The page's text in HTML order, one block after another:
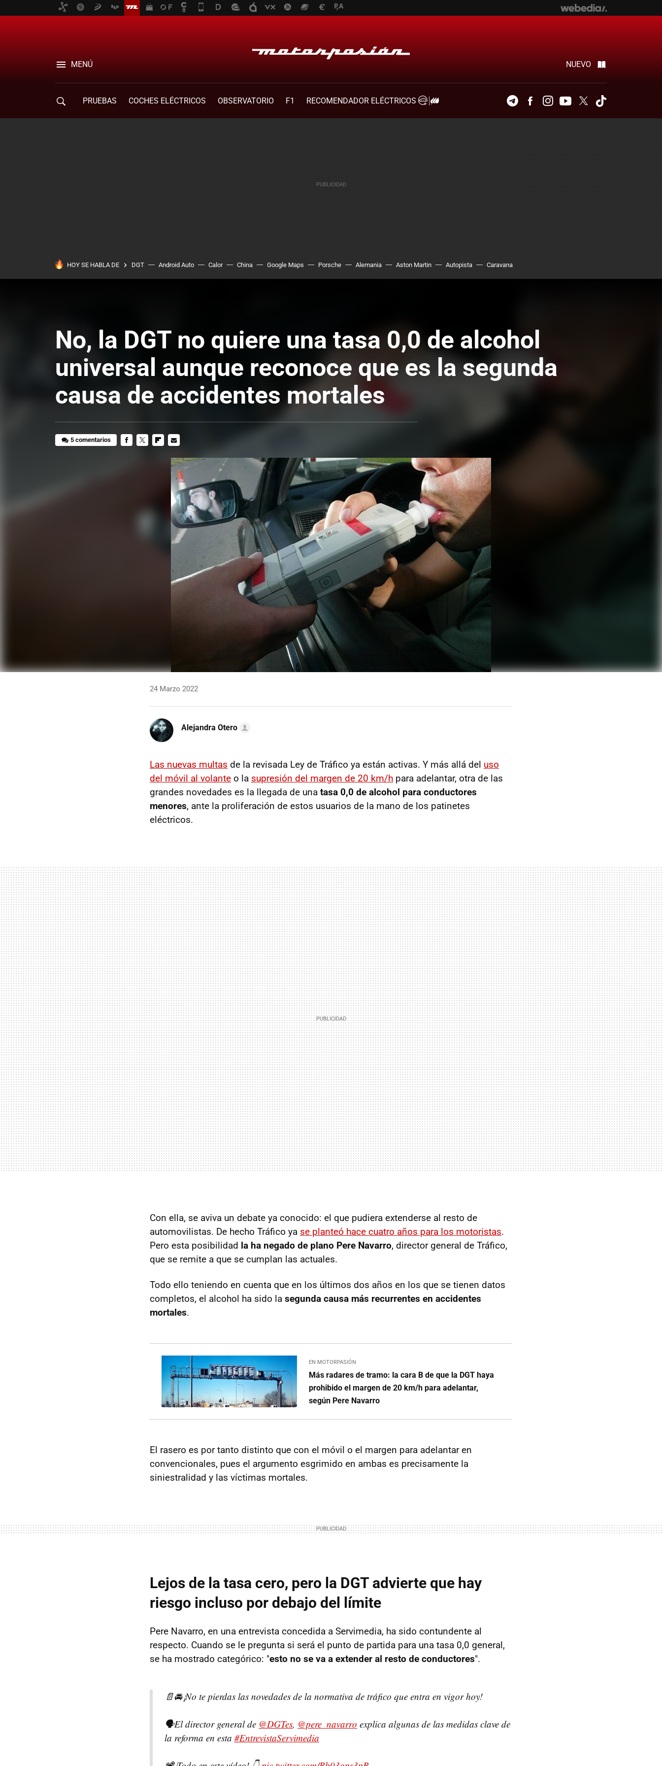
MENÚ NUEVO
PRUEBAS COCHES ELÉCTRICOS OBSERVATORIO F1
RECOMENDADOR ELÉCTRICOS
TelegramFacebookInstagramYoutubeTwitter
HOY SE HABLA DE DGT Android Auto Calor China Google Maps Porsche Alemania Aston Martin Autopista Caravana
No, la DGT no quiere una tasa 0,0 de alcohol
universal aunque reconoce que es la segunda
causa de accidentes mortales
5 comentarios
MAIL
24 Marzo 2022
Alejandra Otero
Las nuevas multas de la revisada Ley de Tráfico ya están activas. Y más allá del uso
del móvil al volante o la supresión del margen de 20 km/h para adelantar, otra de las
grandes novedades es la llegada de una tasa 0,0 de alcohol para conductores
menores, ante la proliferación de estos usuarios de la mano de los patinetes
eléctricos.
Con ella, se aviva un debate ya conocido: el que pudiera extenderse al resto de
automovilistas. De hecho Tráfico ya se planteó hace cuatro años para los motoristas.
Pero esta posibilidad la ha negado de plano Pere Navarro, director general de Tráfico,
que se remite a que se cumplan las actuales.
Todo ello teniendo en cuenta que en los últimos dos años en los que se tienen datos
completos, el alcohol ha sido la segunda causa más recurrentes en accidentes
mortales.
EN MOTORPASIÓN
Más radares de tramo: la cara B de que la DGT haya
prohibido el margen de 20 km/h para adelantar,
según Pere Navarro
El rasero es por tanto distinto que con el móvil o el margen para adelantar en
convencionales, pues el argumento esgrimido en ambas es precisamente la
siniestralidad y las víctimas mortales.
Lejos de la tasa cero, pero la DGT advierte que hay
riesgo incluso por debajo del límite
Pere Navarro, en una entrevista concedida a Servimedia, ha sido contundente al
respecto. Cuando se le pregunta si será el punto de partida para una tasa 0,0 general,
se ha mostrado categórico: "esto no se va a extender al resto de conductores".
📄🚘¡No te pierdas las novedades de la normativa de tráfico que entra en vigor hoy!
🗣️El director general de @DGTes, @pere_navarro explica algunas de las medidas clave de
la reforma en esta #EntrevistaServimedia